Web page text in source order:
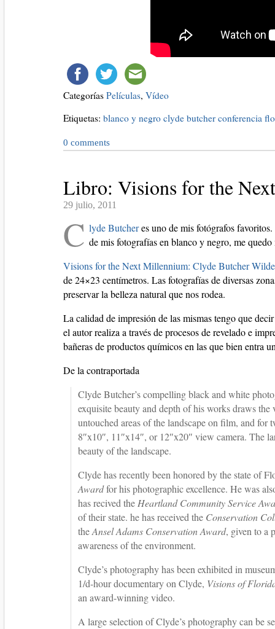
Categorías Películas, Vídeo
Etiquetas: blanco y negro clyde butcher conferencia
0 comments
Libro: Visions for the
29 julio, 2011
C lyde Butcheres uno de mis fotógrafos
de mis fotografías en blanco y negro, me
Visions for the Next Millennium: Clyde Butcher
de 24×23 centímetros. Las fotografías de diversas
preservar la belleza natural que nos rodea.
La calidad de impresión de las mismas tengo que
el autor realiza a través de procesos de revelado e
bañeras de productos químicos en las que bien entra
De la contraportada
Clyde Butcher’s compelling black and white
exquisite beauty and depth of his works draws
untouched areas of the landscape on film, and for
8″x10″, 11″x14″, or 12″x20″ view camera. The
beauty of the landscape.
Clyde has recently been honored by the state of
Awardfor his photographic excellence. He was
has recived theHeartland Community Service
of their state. he has received the Conservation
theAnsel Adams Conservation Award, given to a
awareness of the environment.
Clyde’s photography has been exhibited in
1/d-hour documentary on Clyde, Visions of
an award-winning video.
A large selection of Clyde’s photography can be